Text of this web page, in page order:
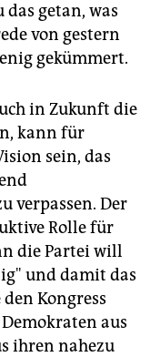
getan, was
von gestern
gekümmert.
in Zukunft die
kann für
sein, das
verpassen. Der
Rolle für
die Partei will
und damit das
Kongress
aus
ihren nahezu